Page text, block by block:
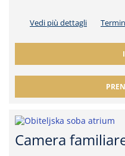
Vedi più dettagli
Camera